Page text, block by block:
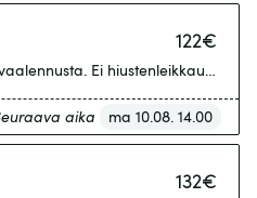
122€
Ei hiustenleikkausta.
aika ma 10.08. 14.00
132€